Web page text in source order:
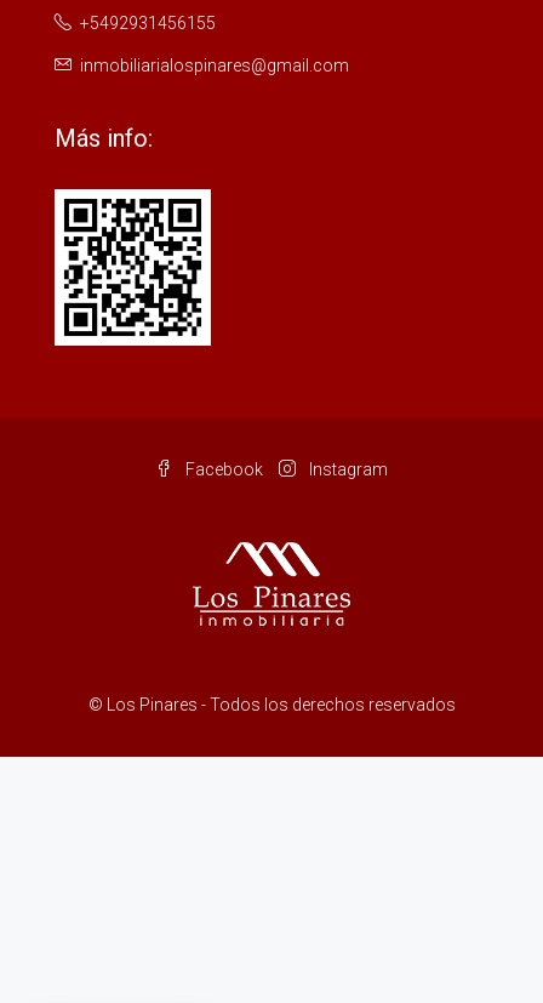
+5492931456155
inmobiliarialospinares@gmail.com
Más info:
Facebook Instagram
© Los Pinares - Todos los derechos reservados